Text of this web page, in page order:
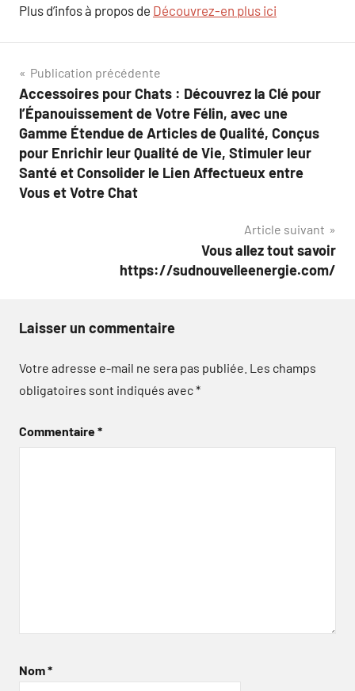
Plus d’infos à propos de Découvrez-en plus ici
Navigation
de
l’article
Publication précédente
Accessoires pour Chats : Découvrez la Clé pour
l’Épanouissement de Votre Félin, avec une
Gamme Étendue de Articles de Qualité, Conçus
pour Enrichir leur Qualité de Vie, Stimuler leur
Santé et Consolider le Lien Affectueux entre
Vous et Votre Chat
Article suivant
Vous allez tout savoir
https://sudnouvelleenergie.com/
Laisser un commentaire
Votre adresse e-mail ne sera pas publiée. Les champs
obligatoires sont indiqués avec*
Commentaire*
Nom*